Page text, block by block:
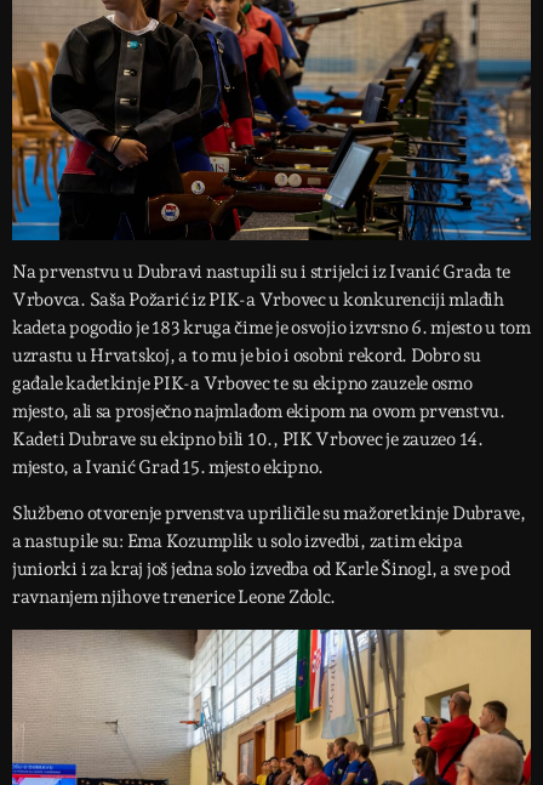
Na prvenstvu u Dubravi nastupili su i strijelci iz Ivanić Grada te
Vrbovca. Saša Požarić iz PIK-a Vrbovec u konkurenciji mlađih
kadeta pogodio je 183 kruga čime je osvojio izvrsno 6. mjesto u tom
uzrastu u Hrvatskoj, a to mu je bio i osobni rekord. Dobro su
gađale kadetkinje PIK-a Vrbovec te su ekipno zauzele osmo
mjesto, ali sa prosječno najmlađom ekipom na ovom prvenstvu.
Kadeti Dubrave su ekipno bili 10., PIK Vrbovec je zauzeo 14.
mjesto, a Ivanić Grad 15. mjesto ekipno.
Službeno otvorenje prvenstva upriličile su mažoretkinje Dubrave,
a nastupile su: Ema Kozumplik u solo izvedbi, zatim ekipa
juniorki i za kraj još jedna solo izvedba od Karle Šinogl, a sve pod
ravnanjem njihove trenerice Leone Zdolc.